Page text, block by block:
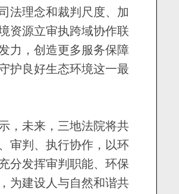
法理念和裁判尺度、加
资源立审执跨域协作联
力，创造更多服务保障
护良好生态环境这一最
未来，三地法院将共
审判、执行协作，以环
分发挥审判职能、环保
为建设人与自然和谐共